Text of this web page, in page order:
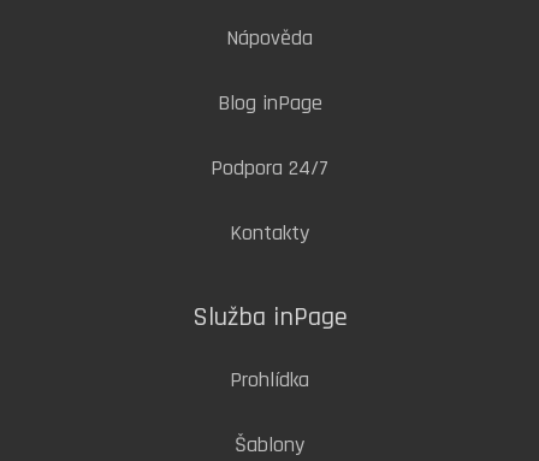
Nápověda
Blog inPage
Podpora 24/7
Kontakty
Služba inPage
Prohlídka
Šablony